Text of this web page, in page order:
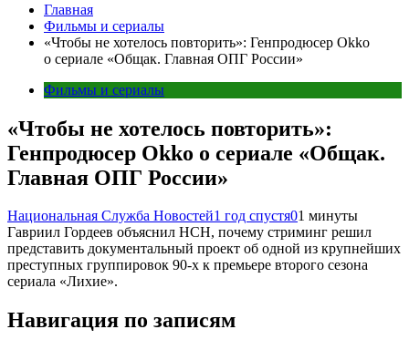
Главная
Фильмы и сериалы
«Чтобы не хотелось повторить»: Генпродюсер Okko
о сериале «Общак. Главная ОПГ России»
Фильмы и сериалы
«Чтобы не хотелось повторить»:
Генпродюсер Okko о сериале «Общак.
Главная ОПГ России»
Национальная Служба Новостей1 год спустя01 минуты
Гавриил Гордеев объяснил НСН, почему стриминг решил
представить документальный проект об одной из крупнейших
преступных группировок 90-х к премьере второго сезона
сериала «Лихие».
Навигация по записям